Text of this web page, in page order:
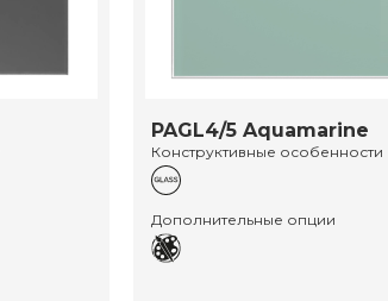
PAGL4/5 Aquamarine
Конструктивные особенности
Дополнительные опции